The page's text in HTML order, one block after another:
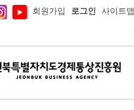
회원가입 로그인 사이트맵